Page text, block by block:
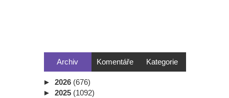
Archiv Komentáře Kategorie
► 2026 (676)
► 2025 (1092)